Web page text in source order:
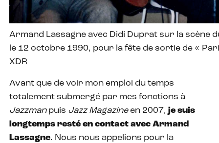
Armand Lassagne avec Didi Duprat sur la scène
le 12 octobre 1990, pour la fête de sortie de «
XDR
Avant que de voir mon emploi du temps
totalement submergé par mes fonctions à
Jazzman puis Jazz Magazineen 2007, je suis
longtemps resté en contact avec Armand
Lassagne. Nous nous appelions pour la